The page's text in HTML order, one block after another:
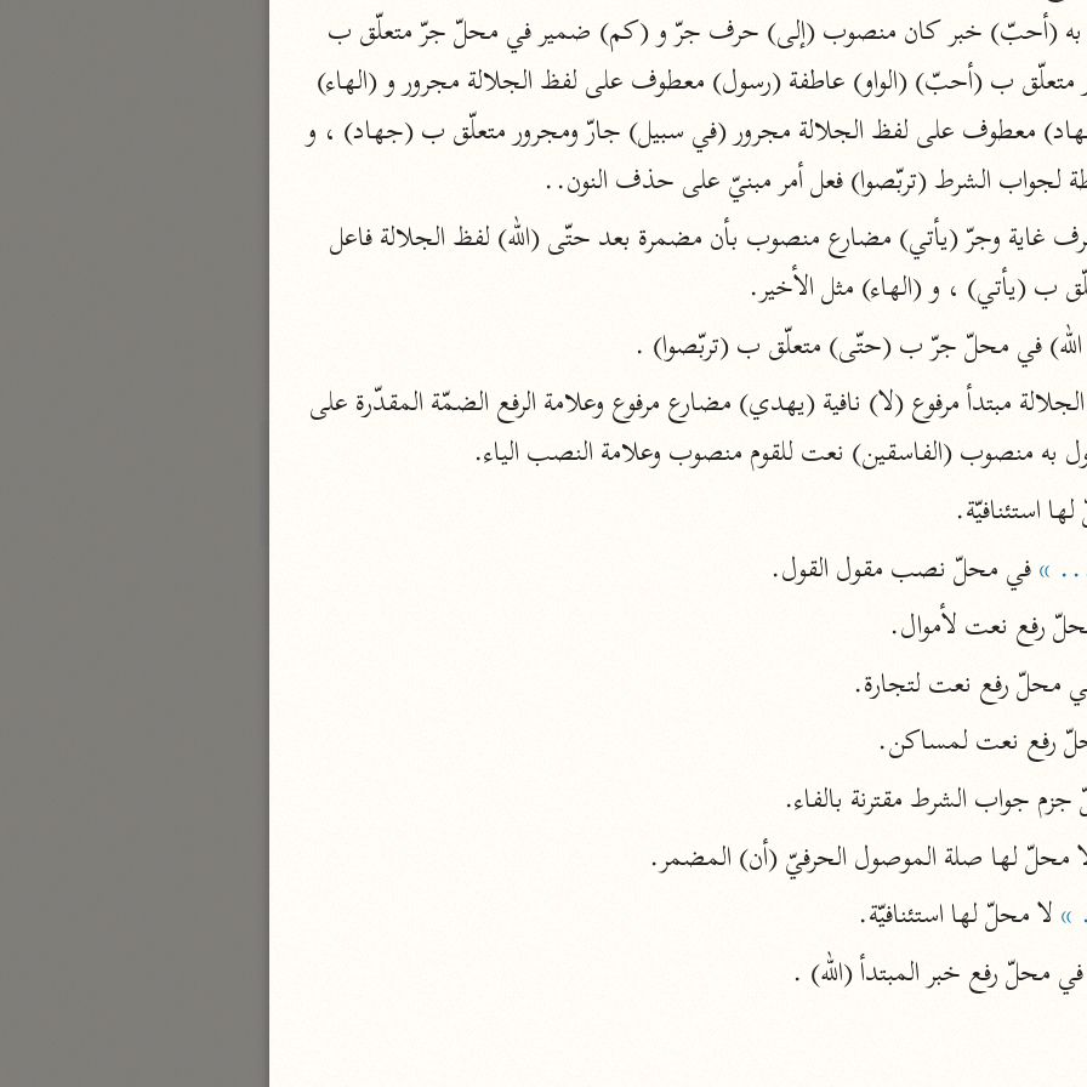
نحو ١١ مجلدًا
التسهيل لعلوم التنزيل
ابن جُزَيّ (٧٤١ هـ)
نحو ٣ مجلدات
موسوعات
روح المعاني
الآلوسي (١٢٧٠ هـ)
نحو ٢٨ مجلدًا
مفاتيح الغيب
فخر الدين الرازي (٦٠٦ هـ)
أخرى
محمد الأمين الشنقيطي (١٣٩٤ هـ)
البقاعي (٨٨٥ هـ)
نحو ٢٠ مجلدًا
لغة وبلاغة
التحرير والتنوير
نحو مجلد
تيسير الكريم الرحمن
السعدي (١٣٧٦ هـ)
نحو ٤ مجلدات
أبو بكر الجزائري (١٤٣٩ هـ)
نحو ٣ مجلدات
تفسير القرآن الكريم
مضاف إليه (الواو) عاطفة (جهاد) معطوف على لفظ الجلالة مجرور (في سبيل) جارّ ومجرور متعلّق ب (جهاد) ، و
لجواب الشرط (تربّصوا) فعل أمر مبنيّ على حذف النون..
، (حتّى) حرف غاية وجرّ (يأتي) مضارع منصوب بأن مضمرة بعد حتّى (الله) لفظ الجلالة فاعل
ب (يأتي) ، و (الهاء) مثل الأخير.
الله) في محلّ جرّ ب (حتّى) متعلّق ب (تربّصوا) .
به منصوب (الفاسقين) نعت للقوم منصوب وعلامة النصب الياء.
استئنافيّة.
... » في محلّ نصب مقول القول.
رفع نعت لأموال.
محلّ رفع نعت لتجارة.
رفع نعت لمساكن.
جواب الشرط مقترنة بالفاء.
محلّ لها صلة الموصول الحرفيّ (أن) المضمر.
» لا محلّ لها استئنافيّة.